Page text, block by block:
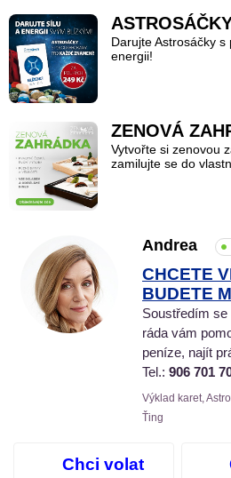
Darujte Astrosáčky
energii!
ZENOVÁ
Vytvořte si zenovou
zamilujte se do
Andrea
CHCETE
BUDETE
Soustředím
ráda vám
peníze, najít
Tel.: 906 701
Výklad karet,
Ťing
Chci volat